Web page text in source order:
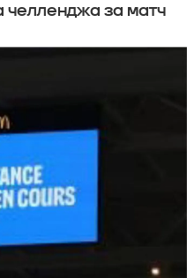
челленджа за матч